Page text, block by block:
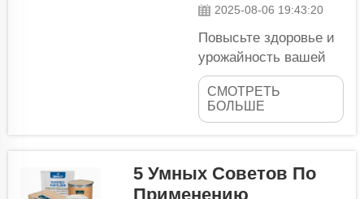
качества перед
источники воды
часто...
2025-08-06 19:43:20
Повысьте здоровье и
урожайность вашей
культуры с помощью
внекорневой
подкормки.
один ценный метод,
который можно
СМОТРЕТЬ
БОЛЬШЕ
5 Умных Советов По
Применению